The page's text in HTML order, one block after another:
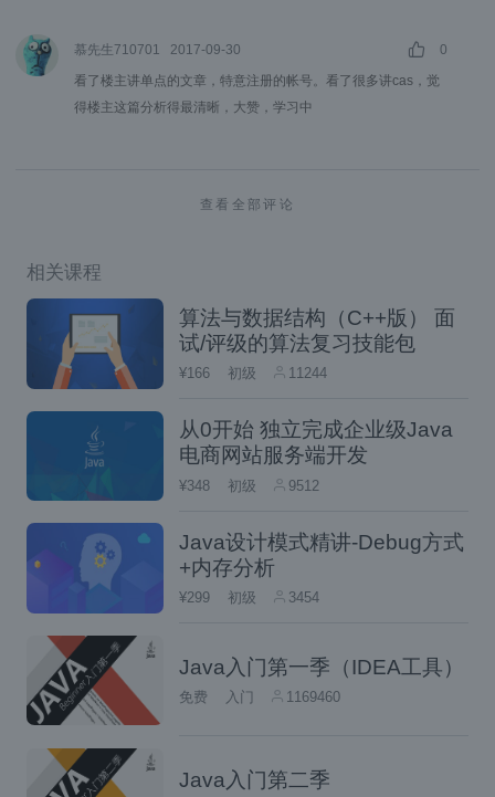
对于多系统的SSO，该如何实现呢？我们先分
析下基本实现思路。
键环节。推广到多系统，每个系统也会涉及到
不能把每个系统的认证工作抽象出来，放到单
独的服务应用中取处理，是不是就能解决单点
登录问题？
思考方向是正确的，我们把这个统一处理认证
服务的应用叫认证中心。当用户访问子系统需
要登录时，我们把它引到认证中心，让用户到
认证中心去登录认证，认证通过后返回并告知
系统用户已登录。当用户再访问另一系统应用
时，我们同样引导到认证中心，发现已经登录
过，即返回并告知该用户已登录
慕先生710701 2017-09-30 0
看了楼主讲单点的文章，特意注册的帐号。看了很多讲cas，觉
得楼主这篇分析得最清晰，大赞，学习中
查看全部评论
相关课程
算法与数据结构（C++版） 面
试/评级的算法复习技能包
¥166 初级 11244
从0开始 独立完成企业级Java
电商网站服务端开发
¥348 初级 9512
Java设计模式精讲-Debug方式
+内存分析
¥299 初级 3454
Java入门第一季（IDEA工具）
免费 入门 1169460
Java入门第二季